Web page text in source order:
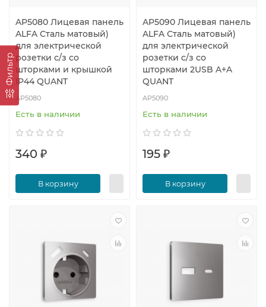
Фильтр
AP5080 Лицевая панель
ALFA Сталь матовый)
для электрической
розетки с/з со
шторками и крышкой
IP44 QUANT
AP5080
Есть в наличии
340 ₽
В корзину
AP5090 Лицевая панель
ALFA Сталь матовый)
для электрической
розетки с/з со
шторками 2USB A+A
QUANT
AP5090
Есть в наличии
195 ₽
В корзину